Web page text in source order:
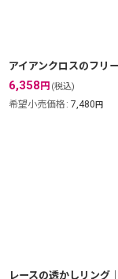
6,358 円 (税込)
希望小売価格 : 7,480円